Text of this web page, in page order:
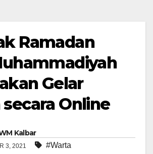
Ramadan
Gelar
Online
Kalbar
3, 2021 #Warta